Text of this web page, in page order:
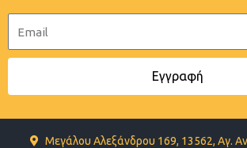
Εγγραφή
Μεγάλου Αλεξάνδρου 169, 13562, Αγ.